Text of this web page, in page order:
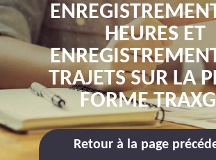
HEURES ET
TRAJETS SUR LA
FORME
Retour à la page